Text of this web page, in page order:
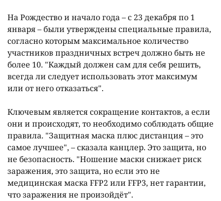
На Рождество и начало года – с 23 декабря по 1
января – были утверждены специальные правила,
согласно которым максимальное количество
участников праздничных встреч должно быть не
более 10. "Каждый должен сам для себя решить,
всегда ли следует использовать этот максимум
или от него отказаться".
Ключевым является сокращение контактов, а если
они и происходят, то необходимо соблюдать общие
правила. "Защитная маска плюс дистанция – это
самое лучшее", – сказала канцлер. Это защита, но
не безопасность. "Ношение маски снижает риск
заражения, это защита, но если это не
медицинская маска FFP2 или FFP3, нет гарантии,
что заражения не произойдëт".